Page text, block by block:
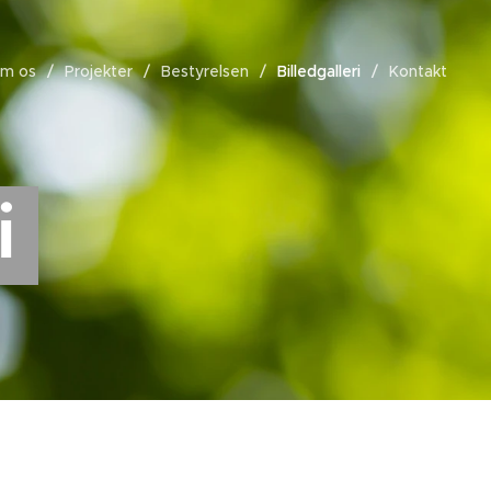
os Projekter Bestyrelsen Billedgalleri Kontakt